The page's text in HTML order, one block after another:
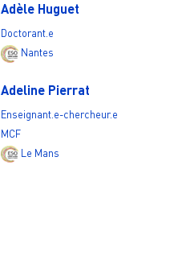
Adèle Huguet
Doctorant.e
Nantes
Adeline Pierrat
Enseignant.e-chercheur.e
MCF
Le Mans